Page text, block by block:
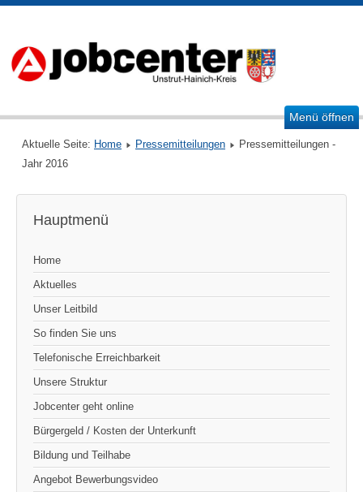
Menü öffnen
Aktuelle Seite: Home Pressemitteilungen
Pressemitteilungen -
Jahr 2016
Hauptmenü
Home
Aktuelles
Unser Leitbild
So finden Sie uns
Telefonische Erreichbarkeit
Unsere Struktur
Jobcenter geht online
Bürgergeld / Kosten der Unterkunft
Bildung und Teilhabe
Angebot Bewerbungsvideo